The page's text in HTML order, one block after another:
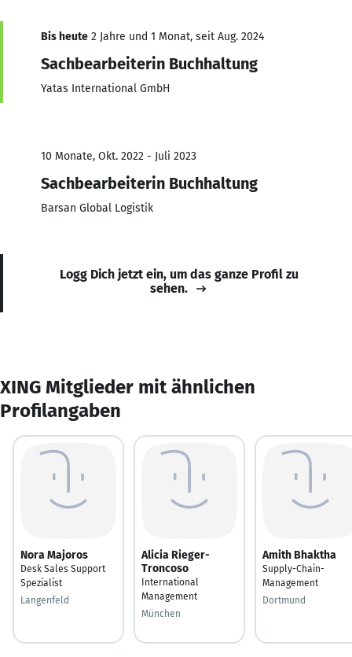
Bis heute 2 Jahre und 1 Monat, seit Aug. 2024
Sachbearbeiterin Buchhaltung
Yatas International GmbH
10 Monate, Okt. 2022 - Juli 2023
Sachbearbeiterin Buchhaltung
Barsan Global Logistik
Logg Dich jetzt ein, um das ganze Profil zu
sehen.
XING Mitglieder mit ähnlichen
Profilangaben
Nora Majoros
Desk Sales Support
Spezialist
Langenfeld
Alicia Rieger-
Troncoso
International
Management
München
Amith Bhaktha
Supply-Chain-
Management
Dortmund